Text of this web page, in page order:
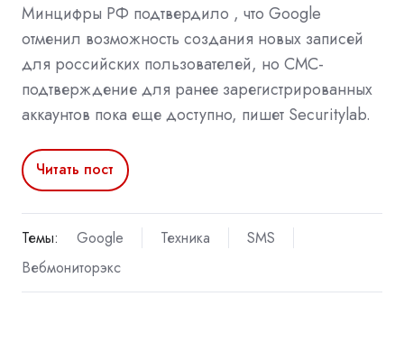
Минцифры РФ подтвердило , что Google
отменил возможность создания новых записей
для российских пользователей, но СМС-
подтверждение для ранее зарегистрированных
аккаунтов пока еще доступно, пишет Securitylab.
Читать пост
Темы: Google Техника
SMS
Вебмониторэкс